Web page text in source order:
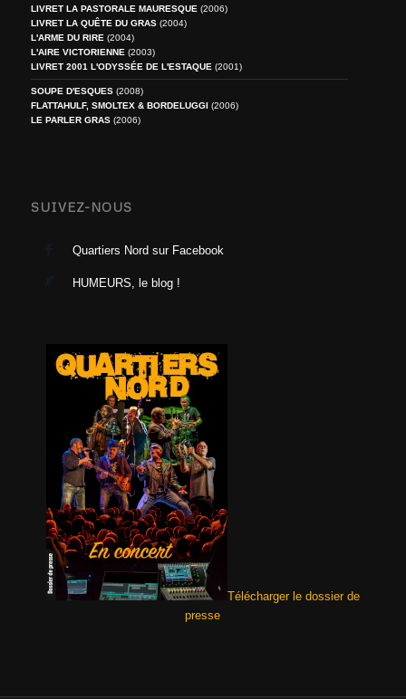
LIVRET LA PASTORALE MAURESQUE (2006)
LIVRET LA QUÊTE DU GRAS(2004)
L'ARME DU RIRE (2004)
L'AIRE VICTORIENNE (2003)
LIVRET 2001 L'ODYSSÉE DE L'ESTAQUE (2001)
SOUPE D'ESQUES(2008)
FLATTAHULF, SMOLTEX & BORDELUGGI(2006)
LE PARLER GRAS(2006)
SUIVEZ-NOUS
Quartiers Nord sur Facebook
HUMEURS, le blog !
Télécharger le dossier de
presse